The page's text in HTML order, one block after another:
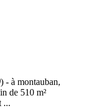
) - à montauban,
de 510 m²
...